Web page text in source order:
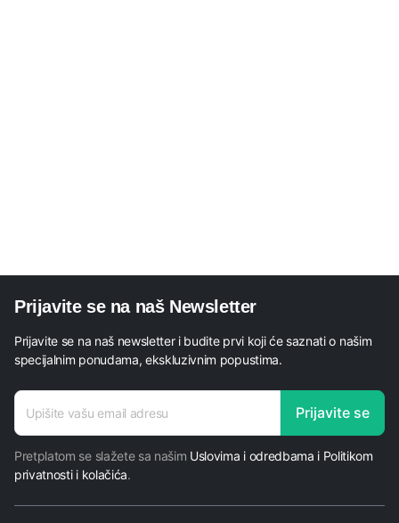
Prijavite se na naš Newsletter
Prijavite se na naš newsletter i budite prvi koji će saznati o našim
specijalnim ponudama, ekskluzivnim popustima.
adresa
E-mail
Prijavite se
Pretplatom se slažete sa našim Uslovima i odredbama i Politikom
privatnosti i kolačića.